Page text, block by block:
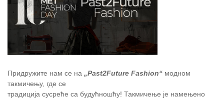
Придружите нам се на „Past2Future Fashion“ модном
такмичењу, где се
традиција сусреће са будућношћу! Такмичење је намењено